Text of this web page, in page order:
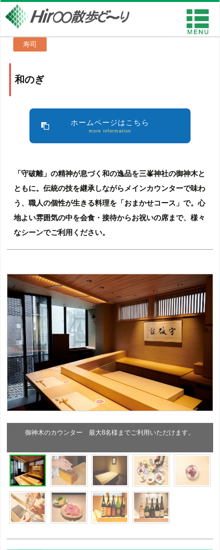
寿司
和のぎ
ホームページはこちら
more information
「守破離」の精神が息づく和の逸品を三峯神社の御神木と
ともに。伝統の技を継承しながらメインカウンターで味わ
う、職人の個性が生きる料理を「おまかせコース」で。心
地よい雰囲気の中を会食・接待からお祝いの席まで、様々
なシーンでご利用ください。
御神木のカウンター 最大8名様までご利用いただけます。